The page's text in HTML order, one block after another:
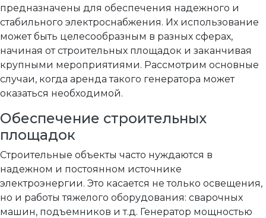
предназначены для обеспечения надежного и
стабильного электроснабжения. Их использование
может быть целесообразным в разных сферах,
начиная от строительных площадок и заканчивая
крупными мероприятиями. Рассмотрим основные
случаи, когда аренда такого генератора может
оказаться необходимой.
Обеспечение строительных
площадок
Строительные объекты часто нуждаются в
надежном и постоянном источнике
электроэнергии. Это касается не только освещения,
но и работы тяжелого оборудования: сварочных
машин, подъемников и т.д. Генератор мощностью